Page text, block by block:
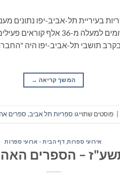
בעיריית תל-אביב-יפו נתונים
המשך קריאה →
פוסטים שתוייגו ספריות תל אביב, ספרים
אירועי ספרות, דף הבית - ארועי ספרות
– הספרים